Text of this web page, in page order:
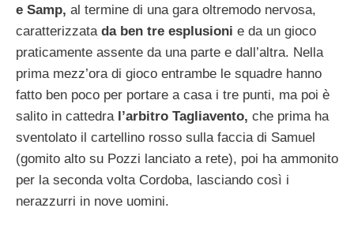
e Samp, al termine di una gara oltremodo nervosa,
caratterizzata da ben tre esplusioni e da un gioco
praticamente assente da una parte e dall’altra. Nella
prima mezz’ora di gioco entrambe le squadre hanno
fatto ben poco per portare a casa i tre punti, ma poi è
salito in cattedra l’arbitro Tagliavento, che prima ha
sventolato il cartellino rosso sulla faccia di Samuel
(gomito alto su Pozzi lanciato a rete), poi ha ammonito
per la seconda volta Cordoba, lasciando così i
nerazzurri in nove uomini.